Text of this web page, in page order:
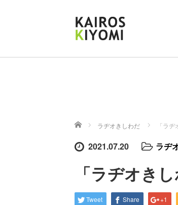
ホーム ラヂオきしわだ 「ラ
2021.07.20 ラヂ
「ラヂオき
Tweet Share +1